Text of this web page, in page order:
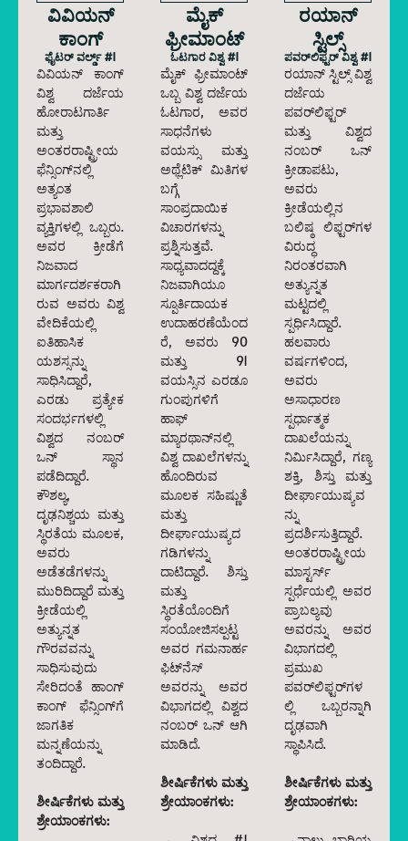
ವಿವಿಯನ್
ಕಾಂಗ್
ಫೈಟರ್ ವರ್ಲ್ಡ್ #1
ವಿವಿಯನ್ ಕಾಂಗ್
ವಿಶ್ವ ದರ್ಜೆಯ
ಹೋರಾಟಗಾರ್ತಿ
ಮತ್ತು
ಅಂತರರಾಷ್ಟ್ರೀಯ
ಫೆನ್ಸಿಂಗ್‌ನಲ್ಲಿ
ಅತ್ಯಂತ
ಪ್ರಭಾವಶಾಲಿ
ವ್ಯಕ್ತಿಗಳಲ್ಲಿ ಒಬ್ಬರು.
ಅವರ ಕ್ರೀಡೆಗೆ
ನಿಜವಾದ
ಮಾರ್ಗದರ್ಶಕರಾಗಿ
ರುವ ಅವರು ವಿಶ್ವ
ವೇದಿಕೆಯಲ್ಲಿ
ಐತಿಹಾಸಿಕ
ಯಶಸ್ಸನ್ನು
ಸಾಧಿಸಿದ್ದಾರೆ,
ಎರಡು ಪ್ರತ್ಯೇಕ
ಸಂದರ್ಭಗಳಲ್ಲಿ
ವಿಶ್ವದ ನಂಬರ್
ಒನ್ ಸ್ಥಾನ
ಪಡೆದಿದ್ದಾರೆ.
ಕೌಶಲ್ಯ,
ದೃಢನಿಶ್ಚಯ ಮತ್ತು
ಸ್ಥಿರತೆಯ ಮೂಲಕ,
ಅವರು
ಅಡೆತಡೆಗಳನ್ನು
ಮುರಿದಿದ್ದಾರೆ ಮತ್ತು
ಕ್ರೀಡೆಯಲ್ಲಿ
ಅತ್ಯುನ್ನತ
ಗೌರವವನ್ನು
ಸಾಧಿಸುವುದು
ಸೇರಿದಂತೆ ಹಾಂಗ್
ಕಾಂಗ್ ಫೆನ್ಸಿಂಗ್‌ಗೆ
ಜಾಗತಿಕ
ಮನ್ನಣೆಯನ್ನು
ತಂದಿದ್ದಾರೆ.
ಶೀರ್ಷಿಕೆಗಳು ಮತ್ತು
ಶ್ರೇಯಾಂಕಗಳು:
ಮೈಕ್
ಫ್ರೀಮಾಂಟ್
ಓಟಗಾರ ವಿಶ್ವ #1
ಮೈಕ್ ಫ್ರೀಮಾಂಟ್
ಒಬ್ಬ ವಿಶ್ವ ದರ್ಜೆಯ
ಓಟಗಾರ, ಅವರ
ಸಾಧನೆಗಳು
ವಯಸ್ಸು ಮತ್ತು
ಅಥ್ಲೆಟಿಕ್ ಮಿತಿಗಳ
ಬಗ್ಗೆ
ಸಾಂಪ್ರದಾಯಿಕ
ವಿಚಾರಗಳನ್ನು
ಪ್ರಶ್ನಿಸುತ್ತವೆ.
ಸಾಧ್ಯವಾದದ್ದಕ್ಕೆ
ನಿಜವಾಗಿಯೂ
ಸ್ಪೂರ್ತಿದಾಯಕ
ಉದಾಹರಣೆಯೆಂದ
ರೆ, ಅವರು 90
ಮತ್ತು 91
ವಯಸ್ಸಿನ ಎರಡೂ
ಗುಂಪುಗಳಿಗೆ
ಹಾಫ್
ಮ್ಯಾರಥಾನ್‌ನಲ್ಲಿ
ವಿಶ್ವ ದಾಖಲೆಗಳನ್ನು
ಹೊಂದಿರುವ
ಮೂಲಕ ಸಹಿಷ್ಣುತೆ
ಮತ್ತು
ದೀರ್ಘಾಯುಷ್ಯದ
ಗಡಿಗಳನ್ನು
ದಾಟಿದ್ದಾರೆ. ಶಿಸ್ತು
ಮತ್ತು
ಸ್ಥಿರತೆಯೊಂದಿಗೆ
ಸಂಯೋಜಿಸಲ್ಪಟ್ಟ
ಅವರ ಗಮನಾರ್ಹ
ಫಿಟ್‌ನೆಸ್
ಅವರನ್ನು ಅವರ
ವಿಭಾಗದಲ್ಲಿ ವಿಶ್ವದ
ನಂಬರ್ ಒನ್ ಆಗಿ
ಮಾಡಿದೆ.
ಶೀರ್ಷಿಕೆಗಳು ಮತ್ತು
ಶ್ರೇಯಾಂಕಗಳು:
ರಯಾನ್
ಸ್ಟಿಲ್ಸ್
ಪವರ್‌ಲಿಫ್ಟರ್ ವಿಶ್ವ #1
ರಯಾನ್ ಸ್ಟಿಲ್ಸ್ ವಿಶ್ವ
ದರ್ಜೆಯ
ಪವರ್‌ಲಿಫ್ಟರ್
ಮತ್ತು ವಿಶ್ವದ
ನಂಬರ್ ಒನ್
ಕ್ರೀಡಾಪಟು,
ಅವರು
ಕ್ರೀಡೆಯಲ್ಲಿನ
ಬಲಿಷ್ಠ ಲಿಫ್ಟರ್‌ಗಳ
ವಿರುದ್ಧ
ನಿರಂತರವಾಗಿ
ಅತ್ಯುನ್ನತ
ಮಟ್ಟದಲ್ಲಿ
ಸ್ಪರ್ಧಿಸಿದ್ದಾರೆ.
ಹಲವಾರು
ವರ್ಷಗಳಿಂದ,
ಅವರು
ಅಸಾಧಾರಣ
ಸ್ಪರ್ಧಾತ್ಮಕ
ದಾಖಲೆಯನ್ನು
ನಿರ್ಮಿಸಿದ್ದಾರೆ, ಗಣ್ಯ
ಶಕ್ತಿ, ಶಿಸ್ತು ಮತ್ತು
ದೀರ್ಘಾಯುಷ್ಯವ
ನ್ನು
ಪ್ರದರ್ಶಿಸುತ್ತಿದ್ದಾರೆ.
ಅಂತರರಾಷ್ಟ್ರೀಯ
ಮಾಸ್ಟರ್ಸ್
ಸ್ಪರ್ಧೆಯಲ್ಲಿ ಅವರ
ಪ್ರಾಬಲ್ಯವು
ಅವರನ್ನು ಅವರ
ವಿಭಾಗದಲ್ಲಿ
ಪ್ರಮುಖ
ಪವರ್‌ಲಿಫ್ಟರ್‌ಗಳ
ಲ್ಲಿ ಒಬ್ಬರನ್ನಾಗಿ
ದೃಢವಾಗಿ
ಸ್ಥಾಪಿಸಿದೆ.
ಶೀರ್ಷಿಕೆಗಳು ಮತ್ತು
ಶ್ರೇಯಾಂಕಗಳು: